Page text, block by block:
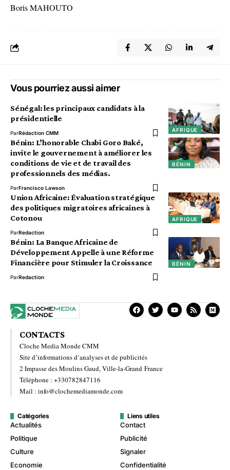
Boris MAHOUTO
Vous pourriez aussi aimer
AFRIQUE
Sénégal: les principaux candidats à la
présidentielle
ParRédaction CMM
BÉNIN
Bénin: L’honorable Chabi Goro Baké,
invite le gouvernement à améliorer les
conditions de vie et de travail des
professionnels des médias.
ParFrancisco Lawson
AFRIQUE
Union Africaine: Évaluation stratégique
des politiques migratoires africaines à
Cotonou
ParRedaction
BÉNIN
Bénin: La Banque Africaine de
Développement Appelle à une Réforme
Financière pour Stimuler la Croissance
ParRedaction
CONTACTS
Cloche Media Monde CMM
Site d’informations d’analyses et de publicités
2 Impasse des Moulins Gaud, Ville-la-Grand France
Téléphone : +330782847116
Mail : info@clochemediamonde.com
Catégories
Actualités
Politique
Culture
Economie
Liens utiles
Contact
Publicité
Signaler
Confidentialité